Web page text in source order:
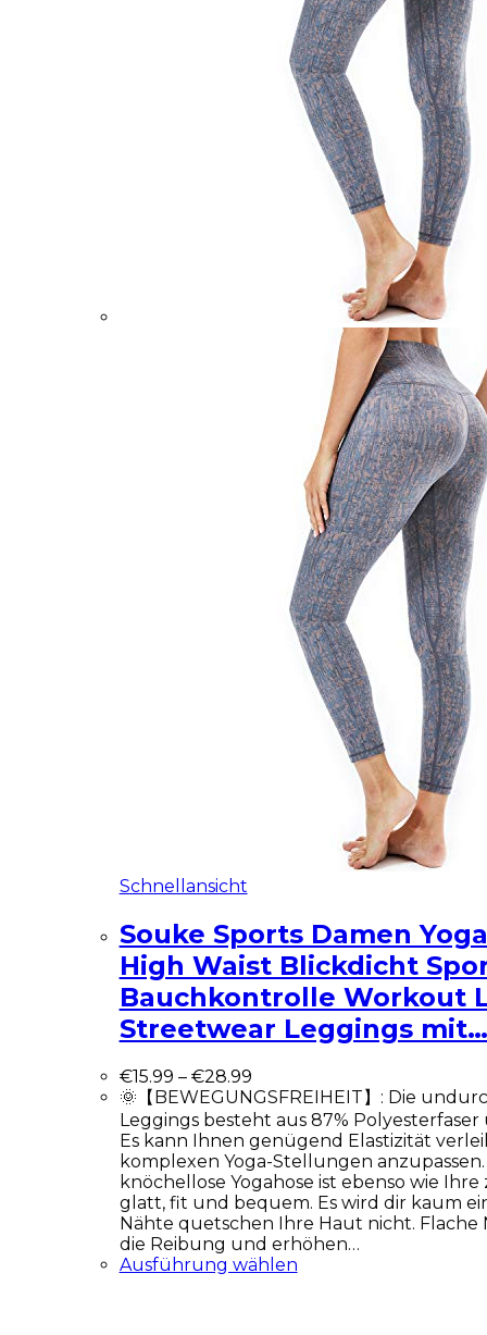
Schnellansicht
Souke Sports Damen
High Waist Blickdicht
Bauchkontrolle Workout
Streetwear Leggings mit…
€15.99 – €28.99
🌞【BEWEGUNGSFREIHEIT】: Die
Leggings besteht aus 87% Polyesterfaser
Es kann Ihnen genügend Elastizität
komplexen Yoga-Stellungen
knöchellose Yogahose ist ebenso wie
glatt, fit und bequem. Es wird dir kaum
Nähte quetschen Ihre Haut nicht. Flache
die Reibung und erhöhen…
Ausführung wählen